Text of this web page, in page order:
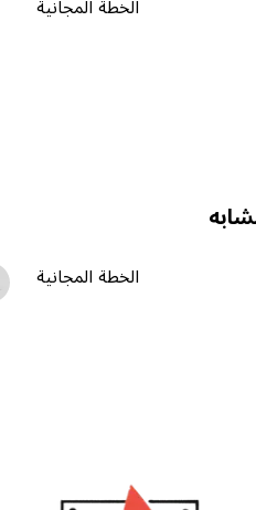
الخطة المجانية
الخطة المجانية